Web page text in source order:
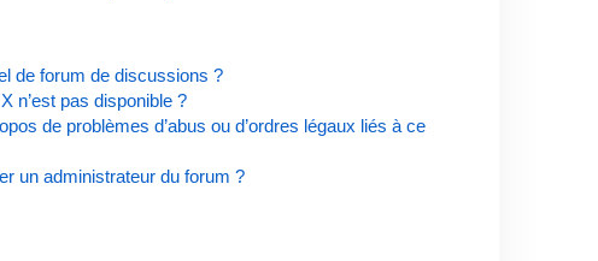
de forum de discussions ?
n’est pas disponible ?
de problèmes d’abus ou d’ordres légaux liés à ce
un administrateur du forum ?